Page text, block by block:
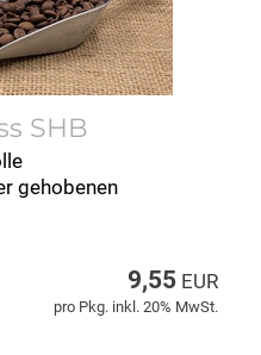
SHB
gehobenen
9,55 EUR
pro Pkg. inkl. 20% MwSt.